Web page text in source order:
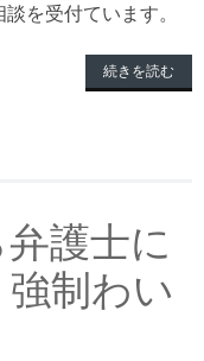
を受付ています。
続きを読む
護士に
制わい